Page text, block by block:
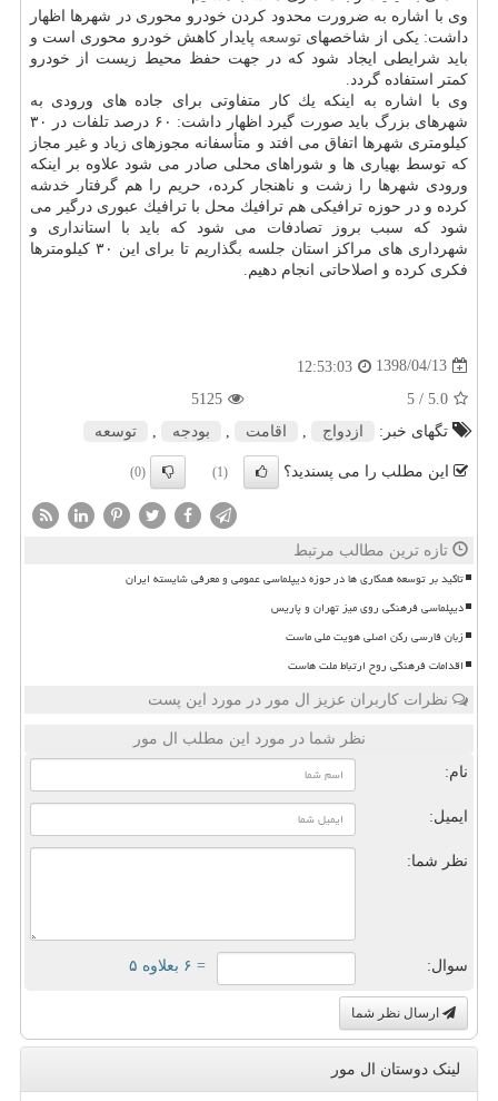
وی با اشاره به ضرورت محدود كردن خودرو محوری در شهرها اظهار
داشت: یكی از شاخصهای توسعه پایدار كاهش خودرو محوری است و
باید شرایطی ایجاد شود كه در جهت حفظ محیط زیست از خودرو
كمتر استفاده گردد.
وی با اشاره به اینكه یك كار متفاوتی برای جاده های ورودی به
شهرهای بزرگ باید صورت گیرد اظهار داشت: ۶۰ درصد تلفات در ۳۰
كیلومتری شهرها اتفاق می افتد و متأسفانه مجوزهای زیاد و غیر مجاز
كه توسط بهیاری ها و شوراهای محلی صادر می شود علاوه بر اینكه
ورودی شهرها را زشت و ناهنجار كرده، حریم را هم گرفتار خدشه
كرده و در حوزه ترافیكی هم ترافیك محل با ترافیك عبوری درگیر می
شود كه سبب بروز تصادفات می شود كه باید با استانداری و
شهرداری های مراكز استان جلسه بگذاریم تا برای این ۳۰ كیلومترها
فكری كرده و اصلاحاتی انجام دهیم.
1398/04/13
12:53:03
5.0
/ 5
5125
تگهای خبر:
ازدواج اقامت بودجه توسعه
این مطلب را می پسندید؟ (1)
(0)
تازه ترین مطالب مرتبط
تاکید بر توسعه همکاری ها در حوزه دیپلماسی عمومی و معرفی شایسته ایران
دیپلماسی فرهنگی روی میز تهران و پاریس
زبان فارسی رکن اصلی هویت ملی ماست
اقدامات فرهنگی روح ارتباط ملت هاست
نظرات کاربران عزیز ال مور در مورد این پست
نظر شما در مورد این مطلب ال مور
نام:
ایمیل:
نظر شما:
سوال: = ۶ بعلاوه ۵
ارسال نظر شما
لینک دوستان ال مور